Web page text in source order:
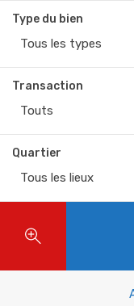
Type du bien
Tous les types
Transaction
Touts
Quartier
Tous les lieux